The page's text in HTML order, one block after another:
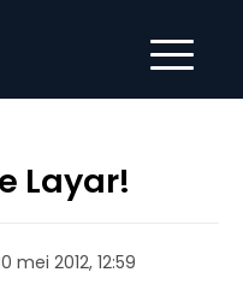
Layar!
mei 2012, 12:59